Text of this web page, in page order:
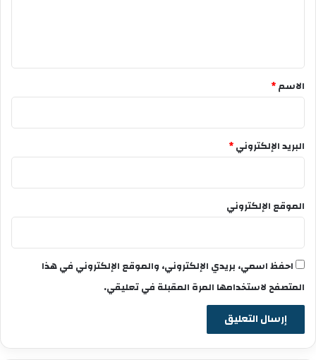
*
الاسم*
البريد الإلكتروني*
الموقع الإلكتروني
احفظ اسمي، بريدي الإلكتروني، والموقع الإلكتروني في هذا
المتصفح لاستخدامها المرة المقبلة في تعليقي.